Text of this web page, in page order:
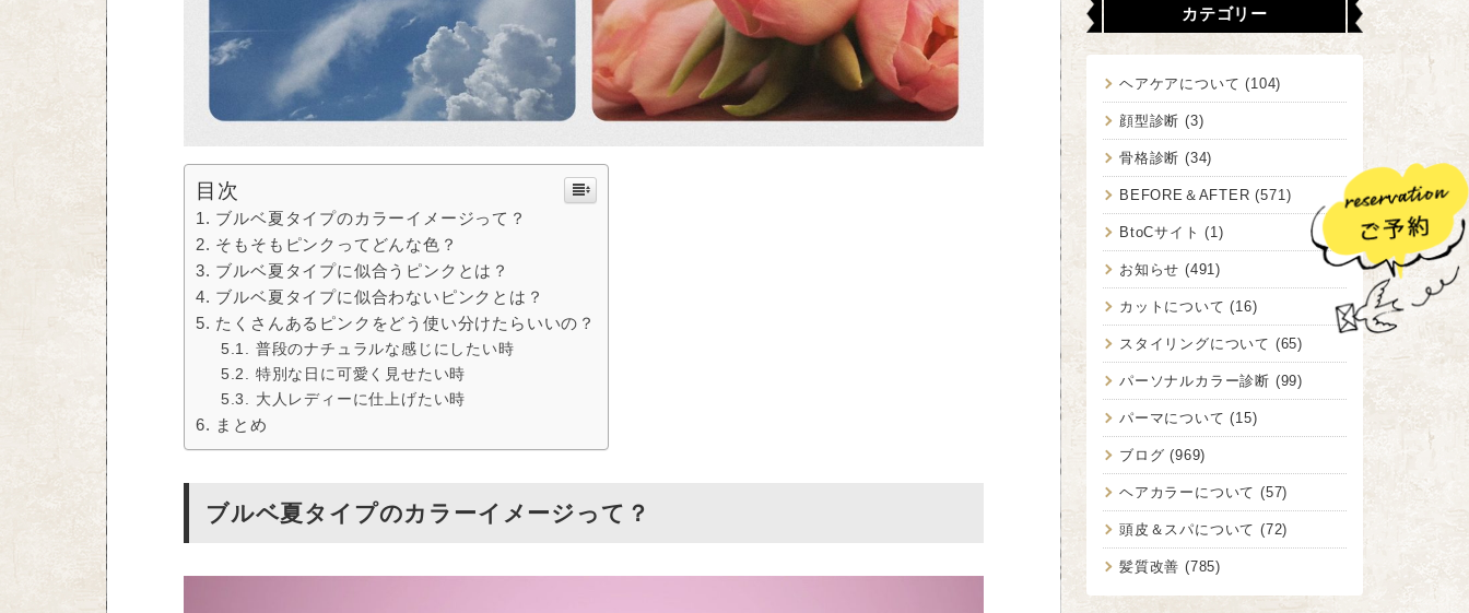
目次
ブルベ夏タイプのカラーイメージって？
そもそもピンクってどんな色？
ブルベ夏タイプに似合うピンクとは？
ブルベ夏タイプに似合わないピンクとは？
たくさんあるピンクをどう使い分けたらいいの？
普段のナチュラルな感じにしたい時
特別な日に可愛く見せたい時
大人レディーに仕上げたい時
まとめ
ブルベ夏タイプのカラーイメージって？
カテゴリー
ヘアケアについて (104)
顔型診断 (3)
骨格診断 (34)
BEFORE＆AFTER (571)
BtoCサイト (1)
お知らせ (491)
カットについて (16)
スタイリングについて (65)
パーソナルカラー診断 (99)
パーマについて (15)
ブログ (969)
ヘアカラーについて (57)
頭皮＆スパについて (72)
髪質改善 (785)